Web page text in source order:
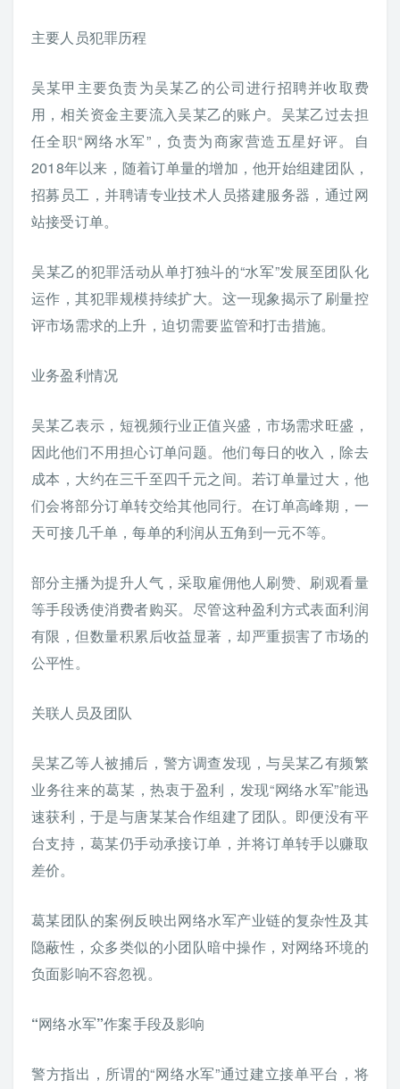
主要人员犯罪历程
吴某甲主要负责为吴某乙的公司进行招聘并收取费
用，相关资金主要流入吴某乙的账户。吴某乙过去担
任全职“网络水军”，负责为商家营造五星好评。自
2018年以来，随着订单量的增加，他开始组建团队，
招募员工，并聘请专业技术人员搭建服务器，通过网
站接受订单。
吴某乙的犯罪活动从单打独斗的“水军”发展至团队化
运作，其犯罪规模持续扩大。这一现象揭示了刷量控
评市场需求的上升，迫切需要监管和打击措施。
业务盈利情况
吴某乙表示，短视频行业正值兴盛，市场需求旺盛，
因此他们不用担心订单问题。他们每日的收入，除去
成本，大约在三千至四千元之间。若订单量过大，他
们会将部分订单转交给其他同行。在订单高峰期，一
天可接几千单，每单的利润从五角到一元不等。
部分主播为提升人气，采取雇佣他人刷赞、刷观看量
等手段诱使消费者购买。尽管这种盈利方式表面利润
有限，但数量积累后收益显著，却严重损害了市场的
公平性。
关联人员及团队
吴某乙等人被捕后，警方调查发现，与吴某乙有频繁
业务往来的葛某，热衷于盈利，发现“网络水军”能迅
速获利，于是与唐某某合作组建了团队。即便没有平
台支持，葛某仍手动承接订单，并将订单转手以赚取
差价。
葛某团队的案例反映出网络水军产业链的复杂性及其
隐蔽性，众多类似的小团队暗中操作，对网络环境的
负面影响不容忽视。
“网络水军”作案手段及影响
警方指出，所谓的“网络水军”通过建立接单平台，将